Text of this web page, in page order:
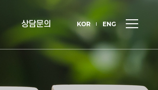
상담문의 KOR ENG